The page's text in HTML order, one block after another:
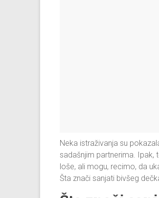
Neka istraživanja su
sadašnjim partnerima. Ipak,
loše, ali mogu, recimo, da
Šta znači sanjati bivšeg